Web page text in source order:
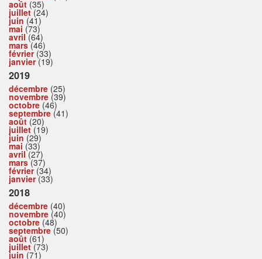
août (35)
juillet(24)
juin (41)
mai (73)
avril(64)
mars(46)
février(33)
janvier(19)
2019
décembre (25)
novembre (39)
octobre (46)
septembre (41)
août (20)
juillet(19)
juin (29)
mai (33)
avril(27)
mars(37)
février(34)
janvier(33)
2018
décembre (40)
novembre (40)
octobre (48)
septembre (50)
août (61)
juillet(73)
juin (71)